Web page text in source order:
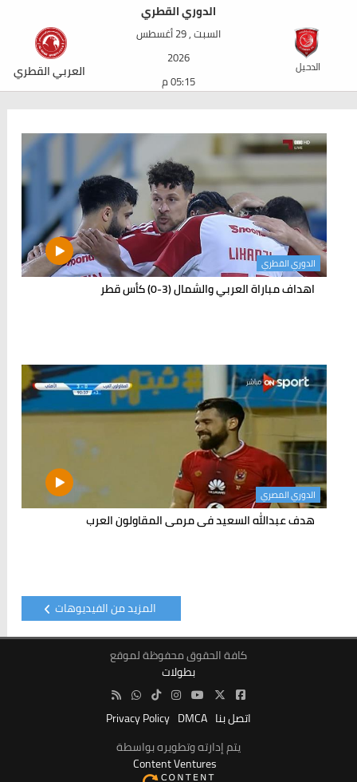
الدوري القطري
الدحيل
السبت , 29 أغسطس
2026
05:15 م
العربي القطري
الدوري القطري
اهداف مباراة العربي والشمال (3-0) كأس قطر
الدوري المصري
هدف عبدالله السعيد فى مرمى المقاولون العرب
المزيد من الفيديوهات
كافة الحقوق محفوظة لموقع
بطولات
اتصل بنا DMCA
Privacy Policy
يتم إدارته وتطويره بواسطة
Content Ventures